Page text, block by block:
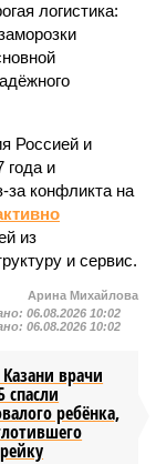
логистика:
Россией и
года и
за конфликта на
из
и сервис.
Арина Михайлова
06.08.2026 10:02
06.08.2026 10:02
врачи
спасли
ребёнка,